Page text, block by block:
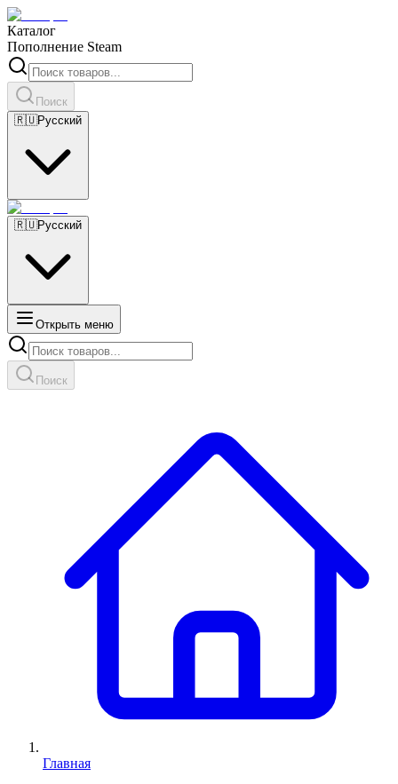
Каталог
Пополнение Steam
Поиск
🇷🇺Русский
🇷🇺Русский
Открыть меню
Поиск
Главная